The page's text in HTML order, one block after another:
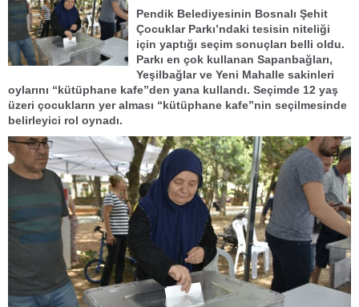
Pendik Belediyesinin Bosnalı Şehit
Çocuklar Parkı’ndaki tesisin niteliği
için yaptığı seçim sonuçları belli oldu.
Parkı en çok kullanan Sapanbağları,
Yeşilbağlar ve Yeni Mahalle sakinleri
oylarını “kütüphane kafe”den yana kullandı. Seçimde 12 yaş
üzeri çocukların yer alması “kütüphane kafe”nin seçilmesinde
belirleyici rol oynadı.